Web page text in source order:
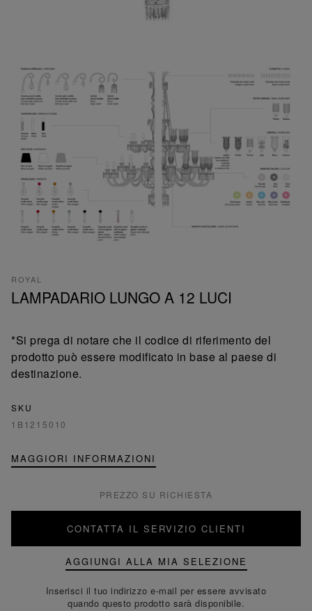
ROYAL
LAMPADARIO LUNGO A 12 LUCI
*Si prega di notare che il codice di riferimento del
prodotto può essere modificato in base al paese di
destinazione.
SKU
1B1215010
MAGGIORI INFORMAZIONI
PREZZO SU RICHIESTA
CONTATTA IL SERVIZIO CLIENTI
AGGIUNGI ALLA MIA SELEZIONE
Inserisci il tuo indirizzo e-mail per essere avvisato
quando questo prodotto sarà disponibile.